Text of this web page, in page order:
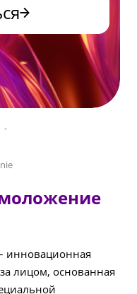
инновационная
лицом, основанная